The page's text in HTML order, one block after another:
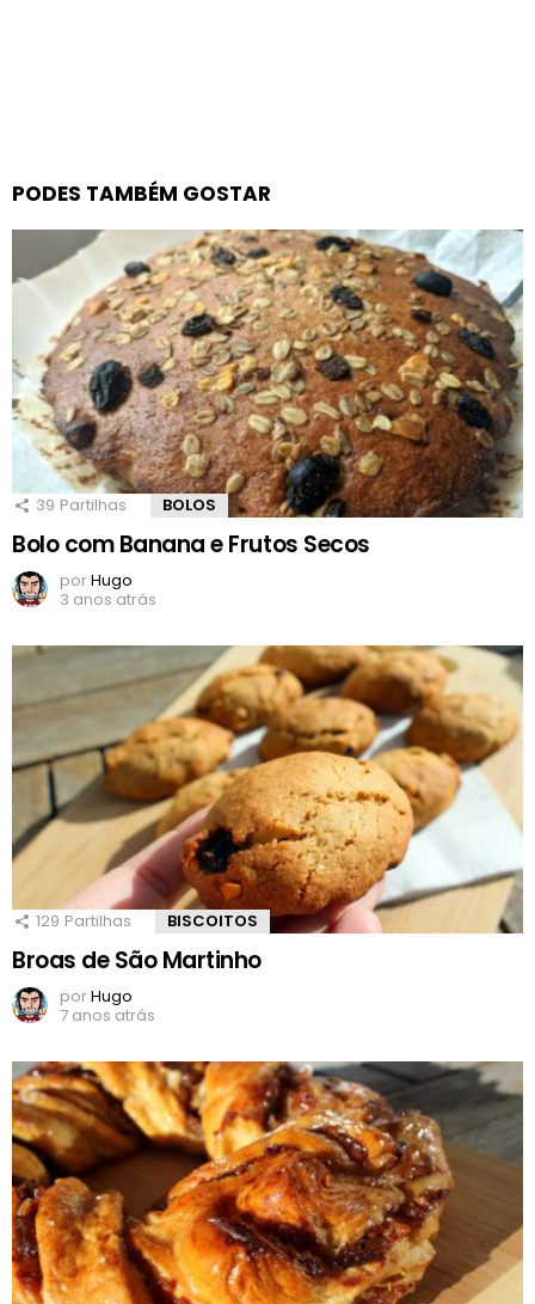
PODES TAMBÉM GOSTAR
39 Partilhas BOLOS
Bolo com Banana e Frutos Secos
porHugo
3 anos atrás
129 Partilhas BISCOITOS
Broas de São Martinho
porHugo
7 anos atrás